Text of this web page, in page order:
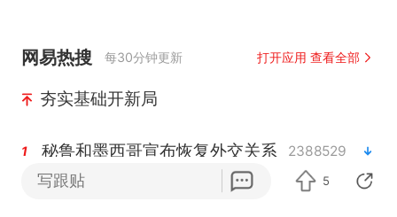
网易热搜 每30分钟更新 打开应用 查看全部
夯实基础开新局
1 秘鲁和墨西哥宣布恢复外交关系 2388529
写跟贴 5